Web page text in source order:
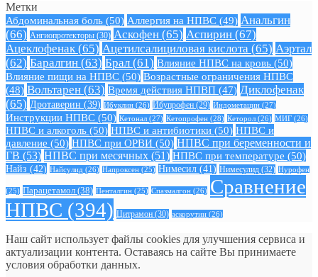
Метки
Абдоминальная боль (50) Аллергия на НПВС (49) Анальгин
(66) Ангиопротекторы (30) Аскофен (65) Аспирин (67)
Ацеклофенак (65) Ацетилсалициловая кислота (65) Аэртал
(62) Баралгин (63) Брал (61) Влияние НПВС на кровь (50)
Влияние пищи на НПВС (50) Возрастные ограничения НПВС
(48) Вольтарен (63) Время действия НПВП (47) Диклофенак
(65) Дротаверин (39) Ибуклин (26) Ибупрофен (29) Индометацин (27)
Инструкции НПВС (50) Кетонал (27) Кетопрофен (28) Кеторол (26) МИГ (26)
НПВС и алкоголь (50) НПВС и антибиотики (50) НПВС и
давление (50) НПВС при ОРВИ (50) НПВС при беременности и
ГВ (53) НПВС при месячных (51) НПВС при температуре (50)
Найз (42) Найсулид (26) Напроксен (25) Нимесил (41) Нимесулид (32) Нурофен
(25) Парацетамол (38) Пенталгин (25) Спазмалгон (26) Сравнение
НПВС (394) Цитрамон (30) аскорутин (26)
Наш сайт использует файлы cookies для улучшения сервиса и
актуализации контента. Оставаясь на сайте Вы принимаете
условия обработки данных.